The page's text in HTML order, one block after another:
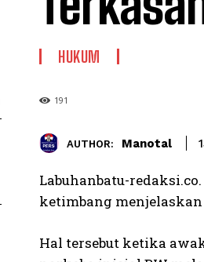
HUKUM
191
AUTHOR: Manotal
Labuhanbatu-
ketimbang
Hal tersebut ketika